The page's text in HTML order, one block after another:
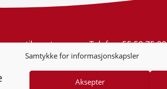
Samtykke for informasjonskapsler
Aksepter
439 Sentrum
974 761 246
Telefon:55 59 75 00
E-post:post@kt.no
Nyhetsvarsel >>